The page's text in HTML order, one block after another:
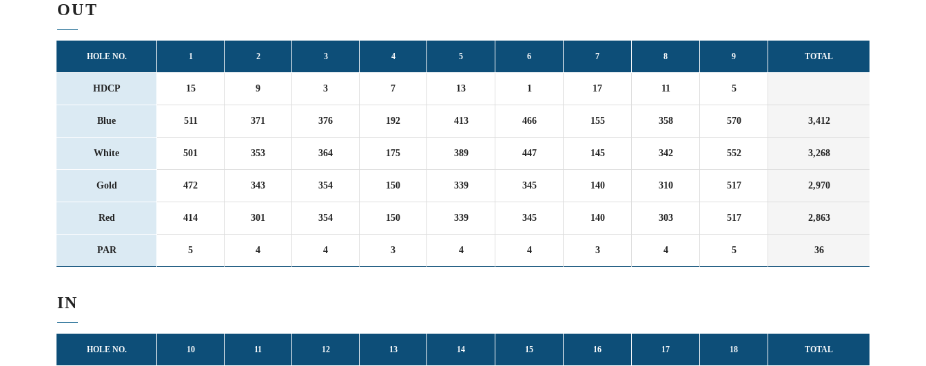
OUT
HOLE NO. 1 2 3 4 5 6 7 8 9 TOTAL
HDCP 15 9 3 7 13 1 17 11 5
Blue 511 371 376 192 413 466 155 358 570 3,412
White 501 353 364 175 389 447 145 342 552 3,268
Gold 472 343 354 150 339 345 140 310 517 2,970
Red 414 301 354 150 339 345 140 303 517 2,863
PAR 5 4 4 3 4 4 3 4 5 36
IN
HOLE NO. 10 11 12 13 14 15 16 17 18 TOTAL